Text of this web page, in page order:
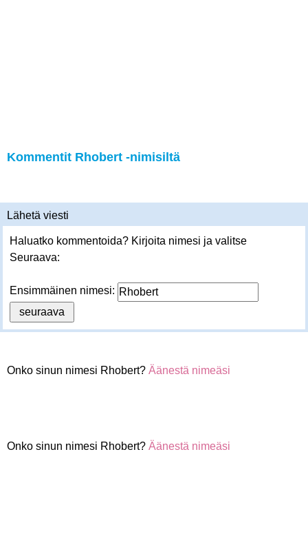
Kommentit Rhobert -nimisiltä
Lähetä viesti
Haluatko kommentoida? Kirjoita nimesi ja valitse
Seuraava:
Ensimmäinen nimesi:
Onko sinun nimesi Rhobert? Äänestä nimeäsi
Onko sinun nimesi Rhobert? Äänestä nimeäsi